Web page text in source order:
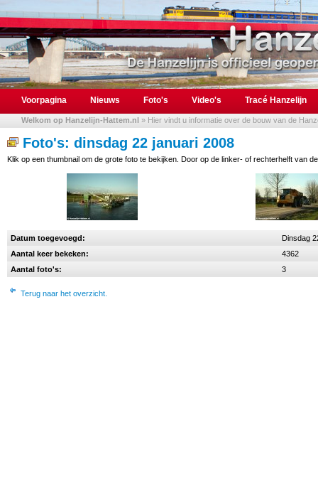
Voorpagina Nieuws Foto's Video's Tracé Hanzelijn
Welkom op Hanzelijn-Hattem.nl » Hier vindt u informatie over de bouw van de
Foto's: dinsdag 22 januari 2008
Klik op een thumbnail om de grote foto te bekijken. Door op de linker- of rechterhelft van
Datum toegevoegd:
Dinsdag
Aantal keer bekeken:
4362
Aantal foto's:
3
Terug naar het overzicht.